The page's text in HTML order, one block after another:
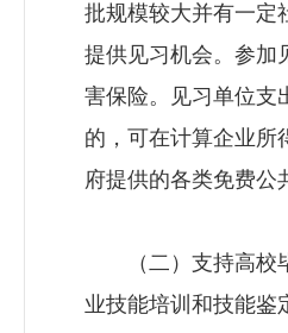
批规模较大并有一定
提供见习机会。参加
害保险。见习单位支
的，可在计算企业所
府提供的各类免费公
（二）支持高校毕
业技能培训和技能鉴